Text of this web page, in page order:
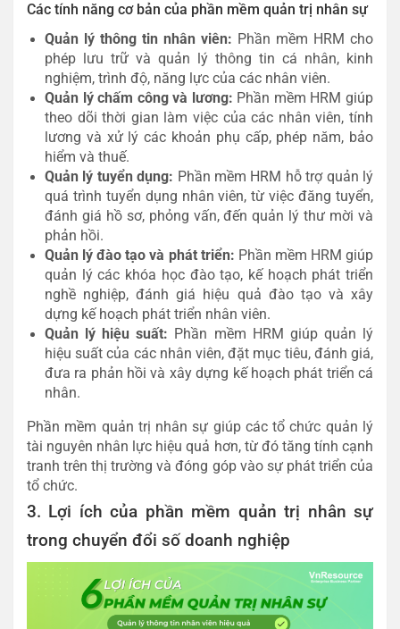
Các tính năng cơ bản của phần mềm quản trị nhân sự
Quản lý thông tin nhân viên: Phần mềm HRM cho
phép lưu trữ và quản lý thông tin cá nhân, kinh
nghiệm, trình độ, năng lực của các nhân viên.
Quản lý chấm công và lương: Phần mềm HRM giúp
theo dõi thời gian làm việc của các nhân viên, tính
lương và xử lý các khoản phụ cấp, phép năm, bảo
hiểm và thuế.
Quản lý tuyển dụng: Phần mềm HRM hỗ trợ quản lý
quá trình tuyển dụng nhân viên, từ việc đăng tuyển,
đánh giá hồ sơ, phỏng vấn, đến quản lý thư mời và
phản hồi.
Quản lý đào tạo và phát triển: Phần mềm HRM giúp
quản lý các khóa học đào tạo, kế hoạch phát triển
nghề nghiệp, đánh giá hiệu quả đào tạo và xây
dựng kế hoạch phát triển nhân viên.
Quản lý hiệu suất: Phần mềm HRM giúp quản lý
hiệu suất của các nhân viên, đặt mục tiêu, đánh giá,
đưa ra phản hồi và xây dựng kế hoạch phát triển cá
nhân.
Phần mềm quản trị nhân sự giúp các tổ chức quản lý
tài nguyên nhân lực hiệu quả hơn, từ đó tăng tính cạnh
tranh trên thị trường và đóng góp vào sự phát triển của
tổ chức.
3. Lợi ích của phần mềm quản trị nhân sự
trong chuyển đổi số doanh nghiệp